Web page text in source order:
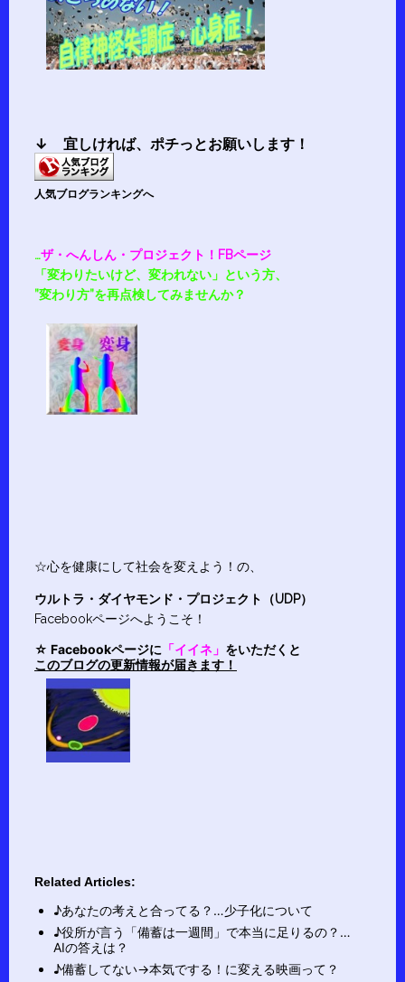
↓ 宜しければ、 ポチっとお願いします！
人気ブログランキングへ
…ザ・へんしん・プロジェクト！FBページ
「変わりたいけど、変われない」という方、
”変わり方”を再点検してみませんか？
☆心を健康にして社会を変えよう！の、
ウルトラ・ダイヤモンド・プロジェクト（UDP）
Facebookページへようこそ！
☆ Facebookページに 「イイネ」 をいただくと
このブログの更新情報が届きます！
Related Articles:
♪あなたの考えと合ってる？…少子化について
♪役所が言う「備蓄は一週間」で本当に足りるの？…
AIの答えは？
♪備蓄してない→本気でする！に変える映画って？